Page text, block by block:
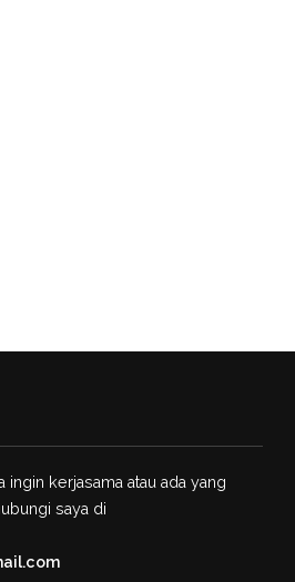
ingin kerjasama atau ada yang
saya di